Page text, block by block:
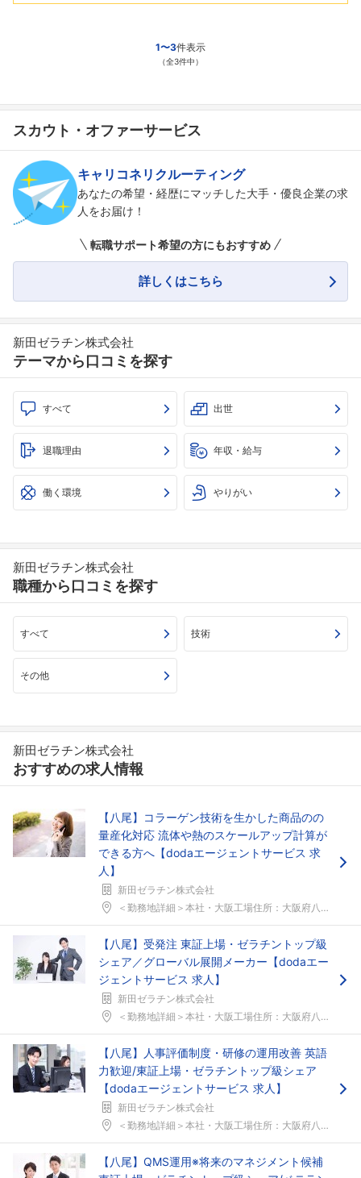
フォローしました
こちらの企業もフォローしませんか？
1〜3件表示
（全3件中）
スカウト・オファーサービス
キャリコネリクルーティング
あなたの希望・経歴にマッチした大手・優良企業の求
人をお届け！
転職サポート希望の方にもおすすめ
詳しくはこちら
新田ゼラチン株式会社
テーマから口コミを探す
すべて 出世
退職理由 年収・給与
働く環境 やりがい
新田ゼラチン株式会社
職種から口コミを探す
すべて 技術
その他
新田ゼラチン株式会社
おすすめの求人情報
【八尾】コラーゲン技術を生かした商品のの
量産化対応 流体や熱のスケールアップ計算が
できる方へ【dodaエージェントサービス 求
人】
新田ゼラチン株式会社
＜勤務地詳細＞本社・大阪工場住所：大阪府八尾市二俣...
【八尾】受発注 東証上場・ゼラチントップ級
シェア／グローバル展開メーカー【dodaエー
ジェントサービス 求人】
新田ゼラチン株式会社
＜勤務地詳細＞本社・大阪工場住所：大阪府八尾市二俣...
【八尾】人事評価制度・研修の運用改善 英語
力歓迎/東証上場・ゼラチントップ級シェア
【dodaエージェントサービス 求人】
新田ゼラチン株式会社
＜勤務地詳細＞本社・大阪工場住所：大阪府八尾市二俣...
【八尾】QMS運用※将来のマネジメント候補